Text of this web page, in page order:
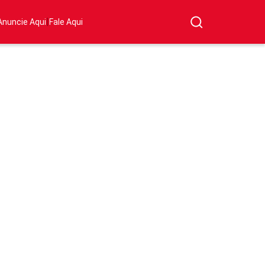
Aqui|Fale Aqui